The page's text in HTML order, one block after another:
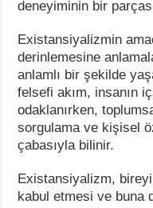
deneyiminin bir
Existansiyalizmin
derinlemesine
anlamlı bir şekilde
felsefi akım, insanın
odaklanırken,
sorgulama ve kişisel
çabasıyla bilinir.
Existansiyalizm,
kabul etmesi ve buna